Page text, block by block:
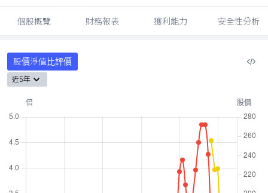
個股概覽 財務報表 獲利能力 安全性分析
股價淨值比評價
近5年